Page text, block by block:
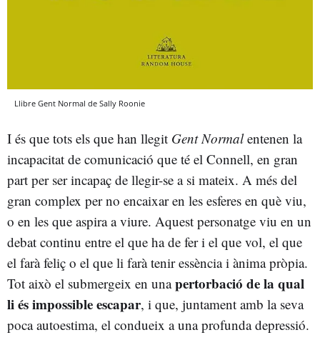
Llibre Gent Normal de Sally Roonie
I és que tots els que han llegit Gent Normalentenen la
incapacitat de comunicació que té el Connell, en gran
part per ser incapaç de llegir-se a si mateix. A més del
gran complex per no encaixar en les esferes en què viu,
o en les que aspira a viure. Aquest personatge viu en un
debat continu entre el que ha de fer i el que vol, el que
el farà feliç o el que li farà tenir essència i ànima pròpia.
Tot això el submergeix en unapertorbació de la qual
li és impossible escapar, i que, juntament amb la seva
poca autoestima, el condueix a una profunda depressió.